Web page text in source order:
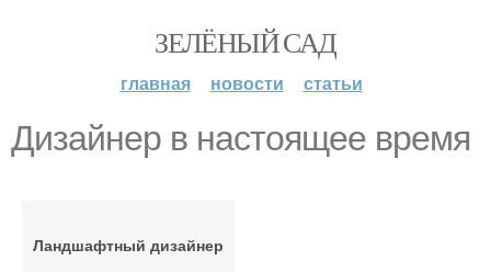
ЗЕЛЁНЫЙ САД
главная новости статьи
Дизайнер в настоящее время
Ландшафтный дизайнер